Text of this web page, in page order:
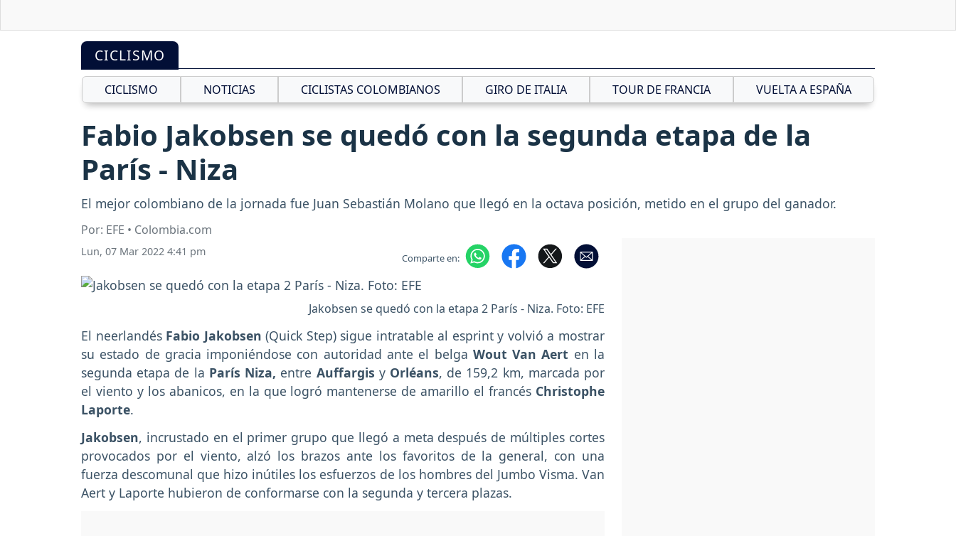
CICLISMO
CICLISMO NOTICIAS CICLISTAS COLOMBIANOS GIRO DE ITALIA TOUR DE FRANCIA VUELTA A ESPAÑA
Fabio Jakobsen se quedó con la segunda etapa de la
París - Niza
El mejor colombiano de la jornada fue Juan Sebastián Molano que llegó en la octava posición, metido en el grupo del ganador.
Por: EFE • Colombia.com
Lun, 07 Mar 2022 4:41 pm Comparte en:
Jakobsen se quedó con la etapa 2 París - Niza. Foto: EFE
El neerlandés Fabio Jakobsen(Quick Step) sigue intratable al esprint y volvió a mostrar
su estado de gracia imponiéndose con autoridad ante el belga Wout Van Aert en la
segunda etapa de la París Niza, entre Auffargis y Orléans, de 159,2 km, marcada por
el viento y los abanicos, en la que logró mantenerse de amarillo el francés Christophe
Laporte.
Jakobsen, incrustado en el primer grupo que llegó a meta después de múltiples cortes
provocados por el viento, alzó los brazos ante los favoritos de la general, con una
fuerza descomunal que hizo inútiles los esfuerzos de los hombres del Jumbo Visma. Van
Aert y Laporte hubieron de conformarse con la segunda y tercera plazas.